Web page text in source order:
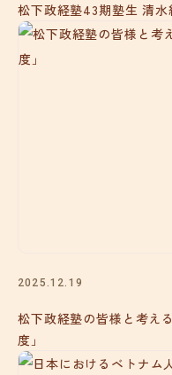
松下政経塾43期塾生 清
2025.12.19
松下政経塾の皆様と考え
度」